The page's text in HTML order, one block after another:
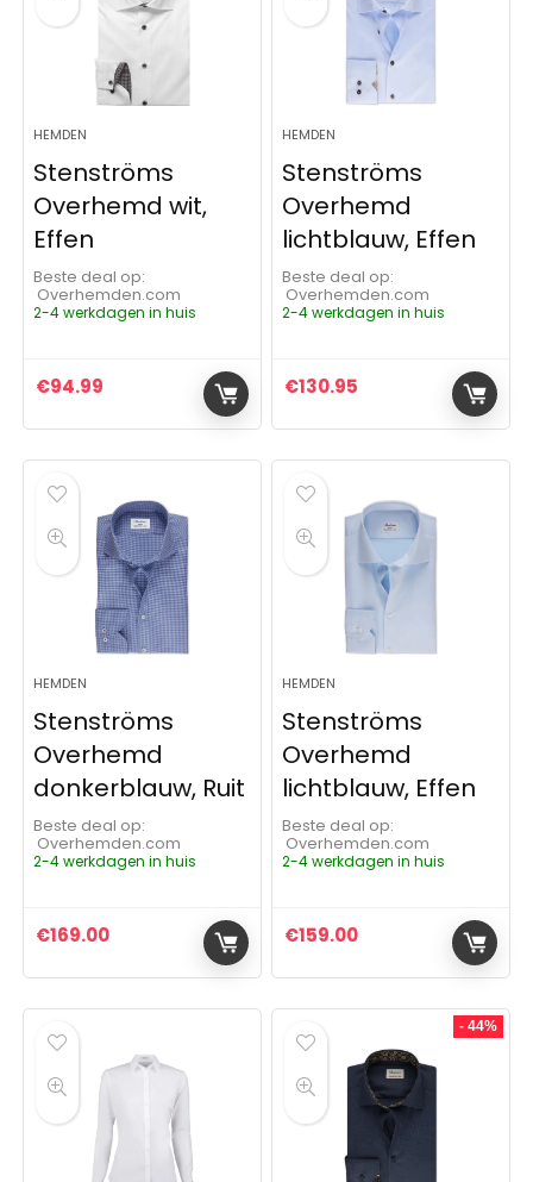
HEMDEN
Stenströms
Overhemd wit,
Effen
Beste deal op:
Overhemden.com
2-4 werkdagen in huis
€94.99
HEMDEN
Stenströms
Overhemd
lichtblauw, Effen
Beste deal op:
Overhemden.com
2-4 werkdagen in huis
€130.95
HEMDEN
Stenströms
Overhemd
donkerblauw, Ruit
Beste deal op:
Overhemden.com
2-4 werkdagen in huis
€169.00
HEMDEN
Stenströms
Overhemd
lichtblauw, Effen
Beste deal op:
Overhemden.com
2-4 werkdagen in huis
€159.00
- 44%